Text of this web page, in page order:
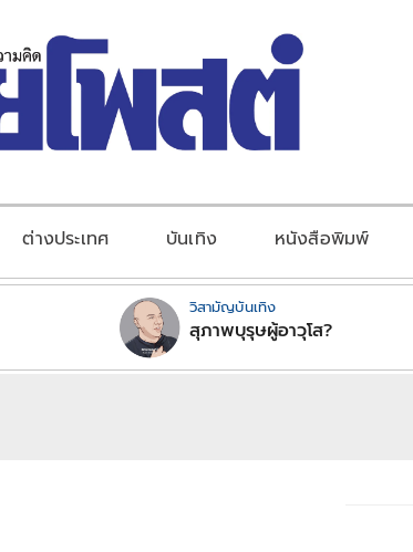
ต่างประเทศ บันเทิง หนังสือพิมพ์
วิสามัญบันเทิง
สุภาพบุรุษผู้อาวุโส?